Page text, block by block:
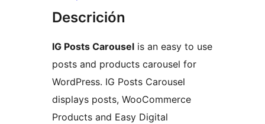
Descrición
IG Posts Carousel is an easy to use
posts and products carousel for
WordPress. IG Posts Carousel
displays posts, WooCommerce
Products and Easy Digital